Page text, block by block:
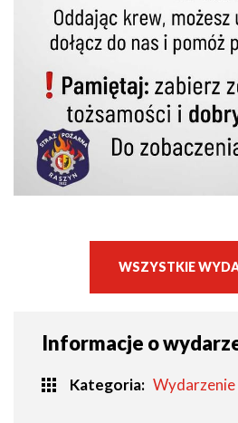
WSZYSTKIE
Informacje o
Kategoria